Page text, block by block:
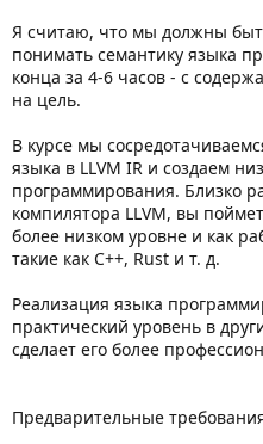
Я считаю, что мы должны
понимать семантику языка
конца за 4-6 часов - с
на цель.
В курсе мы
языка в LLVM IR и создаем
программирования. Близко
компилятора LLVM, вы
более низком уровне и как
такие как C++, Rust и т. д.
Реализация языка
практический уровень в
сделает его более
Предварительные